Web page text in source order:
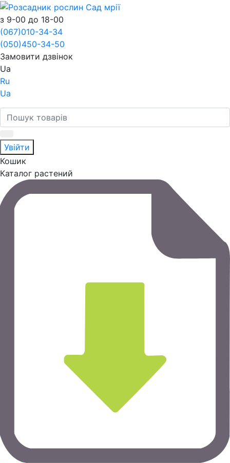
з 9-00 до 18-00
(067)010-34-34
(050)450-34-50
Замовити дзвінок
Ua
Ru
Ua
Увійти
Кошик
Каталог растений